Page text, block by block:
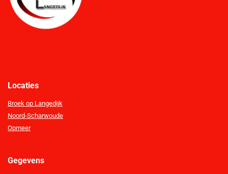
Locaties
Broek op Langedijk
Noord-Scharwoude
Opmeer
Gegevens